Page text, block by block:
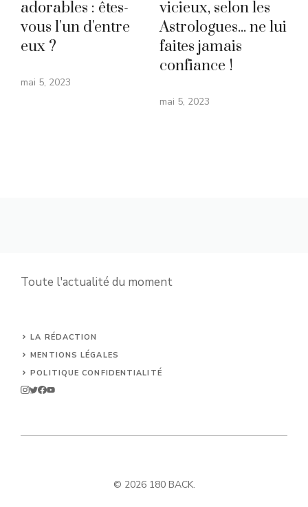
adorables : êtes-
vous l'un d'entre
eux ?
mai 5, 2023
vicieux, selon les
Astrologues... ne lui
faites jamais
confiance !
mai 5, 2023
Toute l'actualité du moment
LA RÉDACTION
MENTIONS LÉGALES
POLITIQUE CONFIDENTIALITÉ
© 2026 180 BACK.